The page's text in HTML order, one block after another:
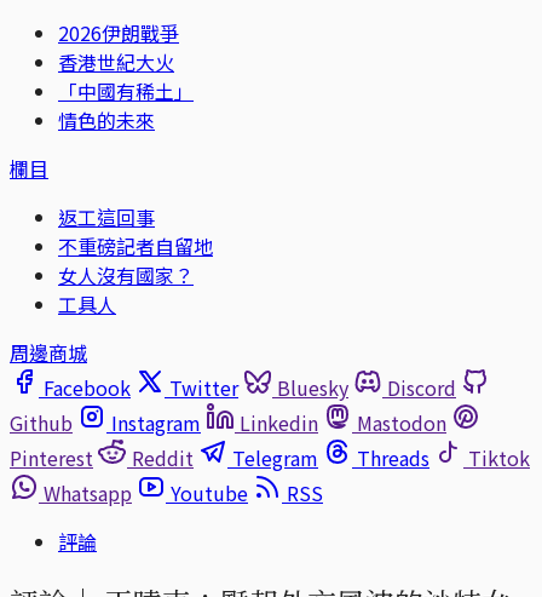
2026伊朗戰爭
香港世紀大火
「中國有稀土」
情色的未來
欄目
返工這回事
不重磅記者自留地
女人沒有國家？
工具人
周邊商城
Facebook
Twitter Bluesky
Discord
Github
Instagram Linkedin
Mastodon
Pinterest
Reddit Telegram Threads
Tiktok
Whatsapp
Youtube
RSS
評論